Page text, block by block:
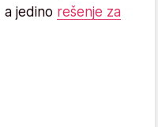
a jedino rešenje za